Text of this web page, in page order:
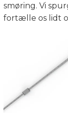
smøring. Vi
fortælle os lidt